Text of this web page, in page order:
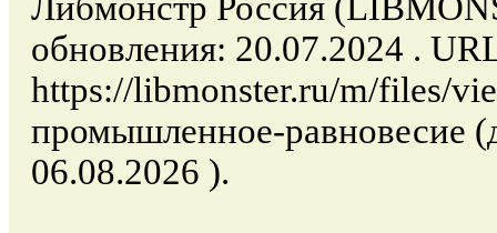
Либмонстр Россия
обновления: 20.07.2024 .
https://libmonster.ru/m/files/
промышленное-равновесие
06.08.2026 ).